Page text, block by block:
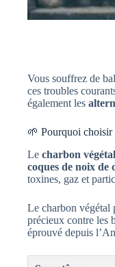
Vous souffrez de
ces troubles
également les
🌱 Pourquoi choisir
Le charbon
coques de noix de
toxines, gaz et
Le charbon végétal
précieux contre les
éprouvé depuis